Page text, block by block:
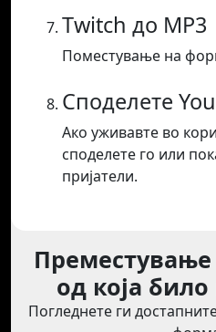
Twitch до MP3
Поместување на
Споделете
Ако уживавте во
споделете го или
пријатели.
од која
Погледнете ги